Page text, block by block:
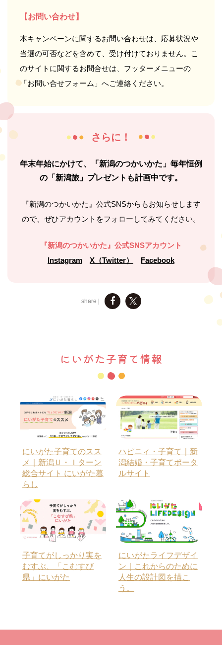
【お問い合わせ】
本キャンペーンに関するお問い合わせは、応募状況や
当選の可否などを含めて、受け付けておりません。こ
のサイトに関するお問合せは、フッターメニューの
「お問い合せフォーム」へご連絡ください。
さらに！
年末年始にかけて、「新潟のつかいかた」毎年恒例
の 「新潟旅」プレゼントも計画中です。
『新潟のつかいかた』公式SNSからもお知らせします
ので、 ぜひアカウントをフォローしてみてください。
『新潟のつかいかた』公式SNSアカウント
Instagram
X（Twitter） Facebook
share |
にいがた子育て情報
にいがた子育てのスス
メ｜新潟Ｕ・Ｉターン
総合サイト にいがた暮
らし
ハピニィ・子育て｜新
潟結婚・子育てポータ
ルサイト
子育てがしっかり実を
むすぶ、「こむすび
県」にいがた
にいがたライフデザイ
ン｜これからのために
人生の設計図を描こ
う。